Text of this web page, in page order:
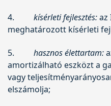
4. kísérleti fejlesztés:az
meghatározott kísérleti
5. hasznos élettartam:
amortizálható eszközt a
vagy
elszámolja;